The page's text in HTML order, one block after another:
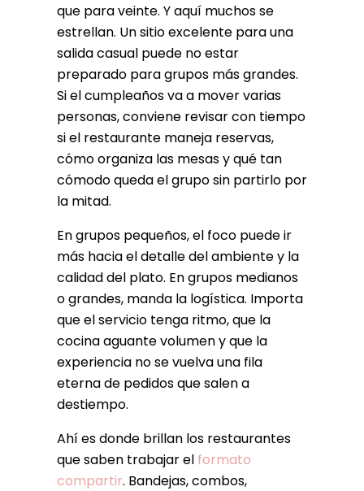
que para veinte. Y aquí muchos se
estrellan. Un sitio excelente para una
salida casual puede no estar
preparado para grupos más grandes.
Si el cumpleaños va a mover varias
personas, conviene revisar con tiempo
si el restaurante maneja reservas,
cómo organiza las mesas y qué tan
cómodo queda el grupo sin partirlo por
la mitad.
En grupos pequeños, el foco puede ir
más hacia el detalle del ambiente y la
calidad del plato. En grupos medianos
o grandes, manda la logística. Importa
que el servicio tenga ritmo, que la
cocina aguante volumen y que la
experiencia no se vuelva una fila
eterna de pedidos que salen a
destiempo.
Ahí es donde brillan los restaurantes
que saben trabajar el formato
compartir. Bandejas, combos,